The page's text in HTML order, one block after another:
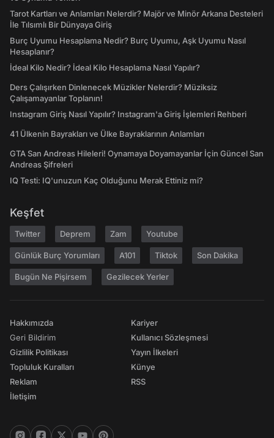
Tarot Kartları ve Anlamları Nelerdir? Majör ve Minör Arkana Desteleri
İle Tılsımlı Bir Dünyaya Giriş
Burç Uyumu Hesaplama Nedir? Burç Uyumu, Aşk Uyumu Nasıl
Hesaplanır?
İdeal Kilo Nedir? İdeal Kilo Hesaplama Nasıl Yapılır?
Ders Çalışırken Dinlenecek Müzikler Nelerdir? Müziksiz
Çalışamayanlar Toplanın!
Instagram Giriş Nasıl Yapılır? Instagram'a Giriş İşlemleri Rehberi
41 Ülkenin Bayrakları ve Ülke Bayraklarının Anlamları
GTA San Andreas Hileleri! Oynamaya Doyamayanlar İçin Güncel San
Andreas Şifreleri
IQ Testi: IQ'unuzun Kaç Olduğunu Merak Ettiniz mi?
Keşfet
Twitter Deprem Zam Youtube
Günlük Burç Yorumları A101 Tiktok Son Dakika
Bugün Ne Pişirsem Gezilecek Yerler
Hakkımızda
Geri Bildirim
Gizlilik Politikası
Topluluk Kuralları
Reklam
İletişim
Kariyer
Kullanıcı Sözleşmesi
Yayın İlkeleri
Künye
RSS